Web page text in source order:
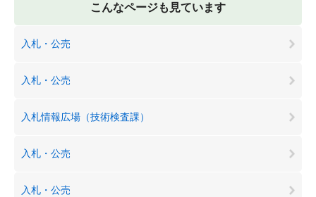
こんなページも見ています
入札・公売
入札・公売
入札情報広場（技術検査課）
入札・公売
入札・公売